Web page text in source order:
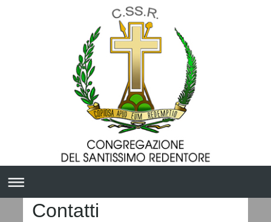
Contatti